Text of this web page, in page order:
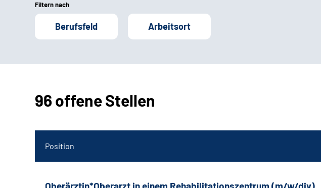
Filtern nach
Berufsfeld Arbeitsort
96 offene Stellen
Position